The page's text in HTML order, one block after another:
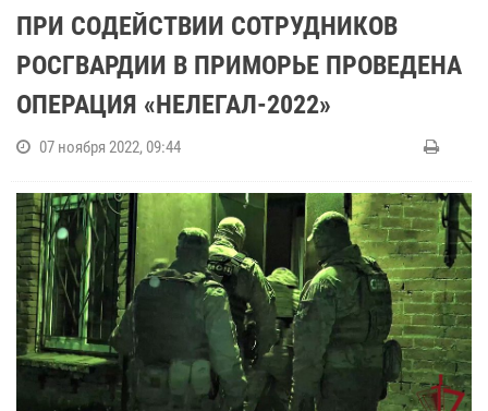
ПРИ СОДЕЙСТВИИ СОТРУДНИКОВ
РОСГВАРДИИ В ПРИМОРЬЕ ПРОВЕДЕНА
ОПЕРАЦИЯ «НЕЛЕГАЛ-2022»
07 ноября 2022, 09:44